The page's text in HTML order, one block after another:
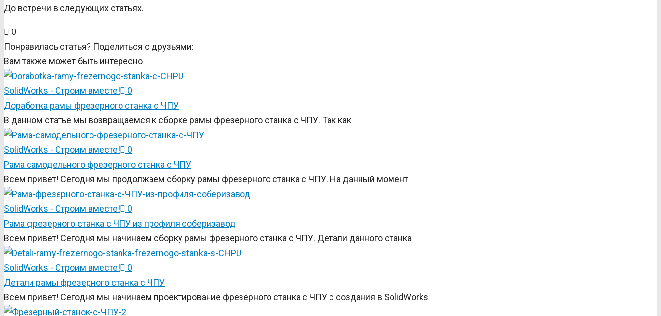
До встречи в следующих статьях.
0
Понравилась статья? Поделиться с друзьями:
Вам также может быть интересно
SolidWorks - Строим вместе!
0
Доработка рамы фрезерного станка с ЧПУ
В данном статье мы возвращаемся к сборке рамы фрезерного станка с ЧПУ. Так как
SolidWorks - Строим вместе!
0
Рама самодельного фрезерного станка с ЧПУ
Всем привет! Сегодня мы продолжаем сборку рамы фрезерного станка с ЧПУ. На данный момент
SolidWorks - Строим вместе!
0
Рама фрезерного станка c ЧПУ из профиля соберизавод
Всем привет! Сегодня мы начинаем сборку рамы фрезерного станка с ЧПУ. Детали данного станка
SolidWorks - Строим вместе!
0
Детали рамы фрезерного станка с ЧПУ
Всем привет! Сегодня мы начинаем проектирование фрезерного станка с ЧПУ с создания в SolidWorks